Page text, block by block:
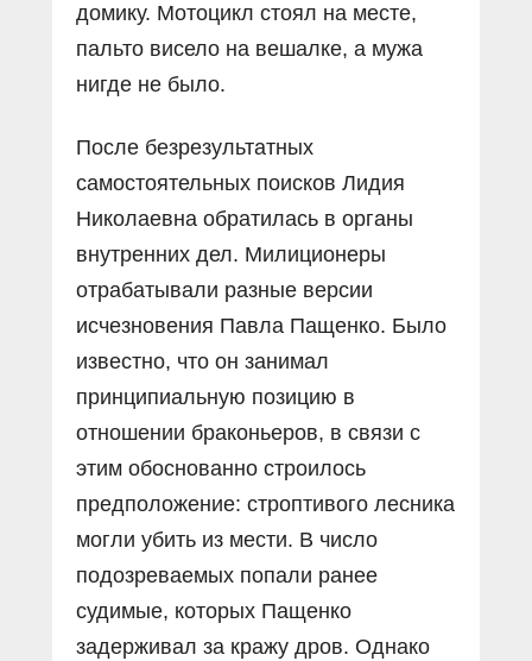
домику. Мотоцикл стоял на месте,
пальто висело на вешалке, а мужа
нигде не было.
После безрезультатных
самостоятельных поисков Лидия
Николаевна обратилась в органы
внутренних дел. Милиционеры
отрабатывали разные версии
исчезновения Павла Пащенко. Было
известно, что он занимал
принципиальную позицию в
отношении браконьеров, в связи с
этим обоснованно строилось
предположение: строптивого лесника
могли убить из мести. В число
подозреваемых попали ранее
судимые, которых Пащенко
задерживал за кражу дров. Однако